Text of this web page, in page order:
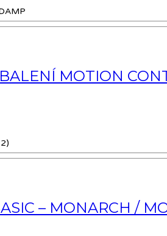
MOTION
– MONARCH /